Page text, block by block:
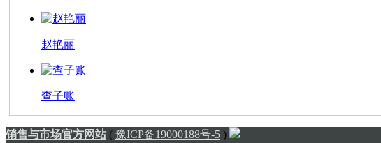
赵艳丽
查子账
销售与市场官方网站( 豫ICP备19000188号-5 )